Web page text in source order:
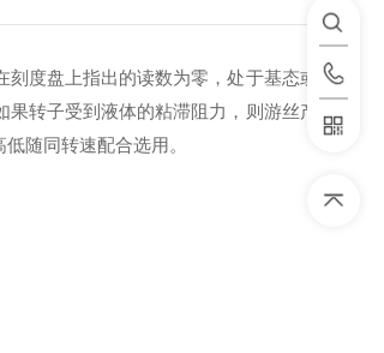
刻度盘上指出的读数为零，处于基态或低
转子受到液体的粘滞阻力，则游丝产生
随同转速配合选用。